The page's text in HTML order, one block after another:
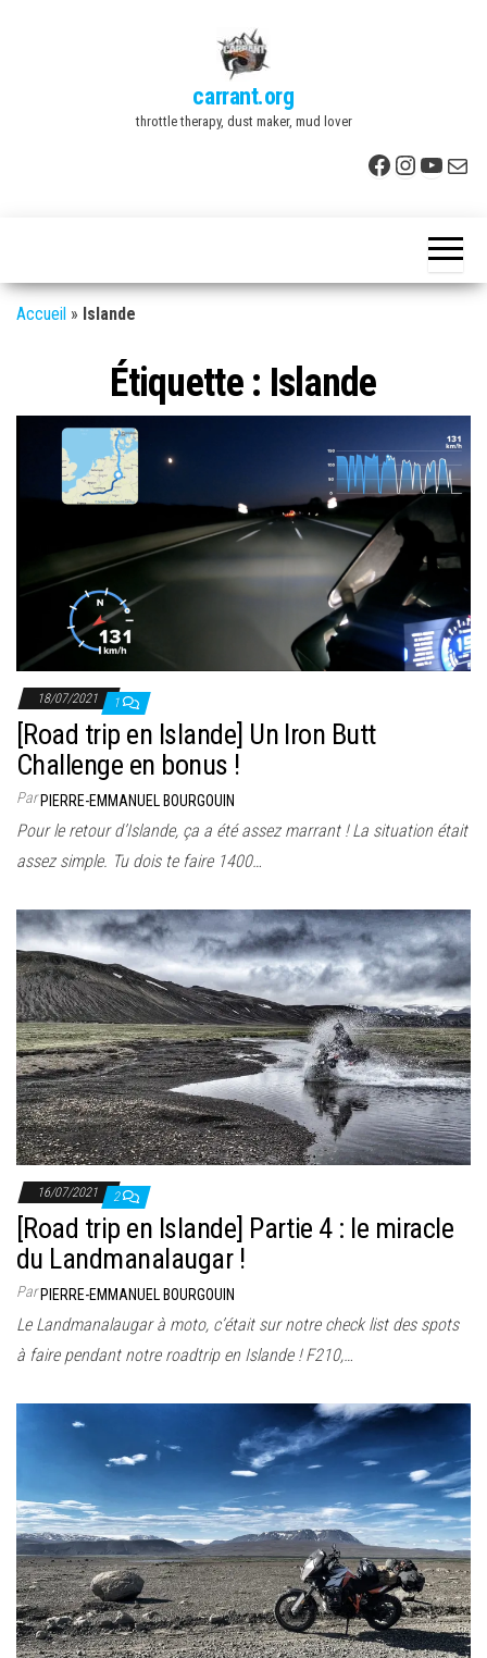
carrant.org
throttle therapy, dust maker, mud lover
Facebook
E-
Accueil » Islande
Étiquette : Islande
18/07/2021 1
[Road trip en Islande] Un Iron Butt
Challenge en bonus !
ParPIERRE-EMMANUEL BOURGOUIN
Pour le retour d’Islande, ça a été assez marrant ! La situation était
assez simple. Tu dois te faire 1400…
16/07/2021 2
[Road trip en Islande] Partie 4 : le miracle
du Landmanalaugar !
ParPIERRE-EMMANUEL BOURGOUIN
Le Landmanalaugar à moto, c’était sur notre check list des spots
à faire pendant notre roadtrip en Islande ! F210,…